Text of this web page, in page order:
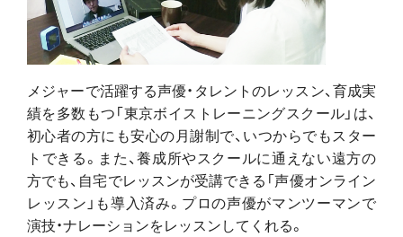
メジャーで活躍する声優・タレントのレッスン、育成実
績を多数もつ「東京ボイストレーニングスクール」は、
初心者の方にも安心の月謝制で、いつからでもスター
トできる。また、養成所やスクールに通えない遠方の
方でも、自宅でレッスンが受講できる「声優オンライン
レッスン」も導入済み。プロの声優がマンツーマンで
演技・ナレーションをレッスンしてくれる。